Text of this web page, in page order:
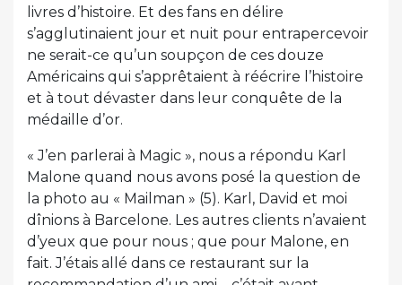
livres d’histoire. Et des fans en délire
s’agglutinaient jour et nuit pour entrapercevoir
ne serait-ce qu’un soupçon de ces douze
Américains qui s’apprêtaient à réécrire l’histoire
et à tout dévaster dans leur conquête de la
médaille d’or.
« J’en parlerai à Magic », nous a répondu Karl
Malone quand nous avons posé la question de
la photo au « Mailman » (5). Karl, David et moi
dînions à Barcelone. Les autres clients n’avaient
d’yeux que pour nous ; que pour Malone, en
fait. J’étais allé dans ce restaurant sur la